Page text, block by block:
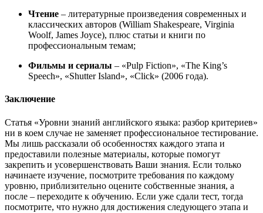
Чтение – литературные произведения современных и
классических авторов (William Shakespeare, Virginia
Woolf, James Joyce), плюс статьи и книги по
профессиональным темам;
Фильмы и сериалы – «Pulp Fiction», «The King’s
Speech», «Shutter Island», «Click» (2006 года).
Заключение
Статья «Уровни знаний английского языка: разбор критериев»
ни в коем случае не заменяет профессиональное тестирование.
Мы лишь рассказали об особенностях каждого этапа и
предоставили полезные материалы, которые помогут
закрепить и усовершенствовать Ваши знания. Если только
начинаете изучение, посмотрите требования по каждому
уровню, приблизительно оцените собственные знания, а
после – переходите к обучению. Если уже сдали тест, тогда
посмотрите, что нужно для достижения следующего этапа и